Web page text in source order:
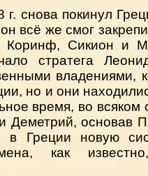
г. снова покинул
всё же смог
Коринф, Сикион и
стратега
владениями,
но и они
время, во всяком
Деметрий, основав
в Греции новую
как